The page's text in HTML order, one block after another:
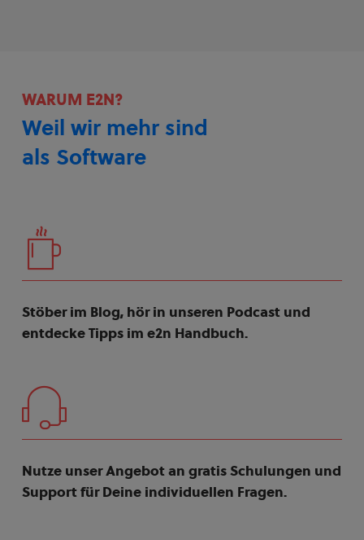
WARUM E2N?
Weil wir mehr sind
als Software
Stöber im Blog, hör in unseren Podcast und
entdecke Tipps im e2n Handbuch.
Nutze unser Angebot an gratis Schulungen und
Support für Deine individuellen Fragen.